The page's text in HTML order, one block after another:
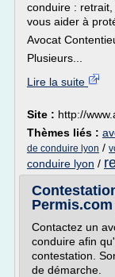
conduire :
vous aider à
Avocat
Plusieurs...
Lire la suite
Site : http://
Thèmes liés :
de conduire lyon /
conduire lyon /
Contactez un
conduire afin
contestation.
de démarche.